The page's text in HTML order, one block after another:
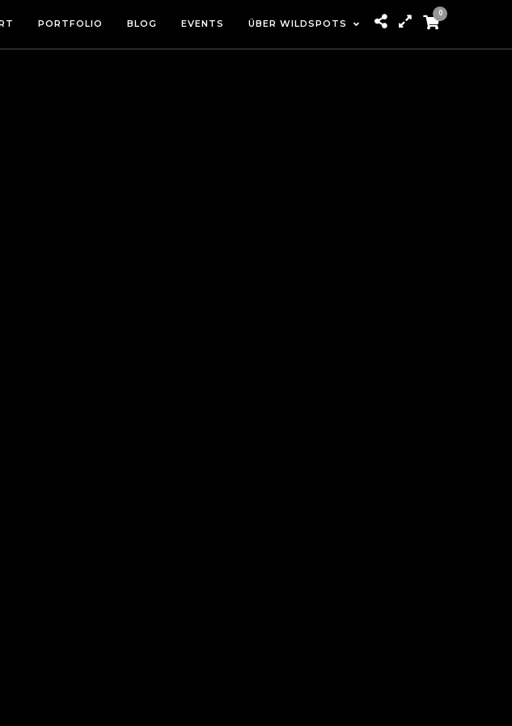
PORTFOLIO BLOG EVENTS ÜBER WILDSPOTS
0